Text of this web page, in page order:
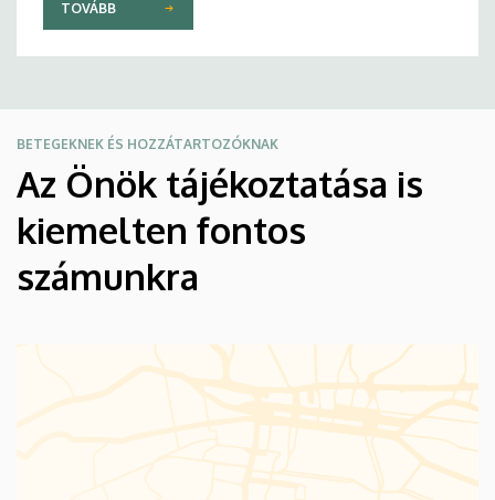
TOVÁBB
BETEGEKNEK ÉS HOZZÁTARTOZÓKNAK
Az Önök tájékoztatása is
kiemelten fontos
számunkra